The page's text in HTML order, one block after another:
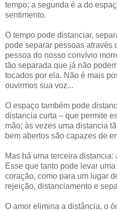
tempo; a segunda é a do
sentimento.
O tempo pode distanciar,
pode separar pessoas através
pessoa do nosso convívio
tão separada que já não
tocados por ela. Não é mais
ouvirmos sua voz...
O espaço também pode
distancia curta – que permite
mão; às vezes uma distancia
bem abertos são capazes de
Mas há uma terceira
Esse que tanto pode levar
coração, como para um lugar
rejeição, distanciamento e
O amor elimina a distância, o